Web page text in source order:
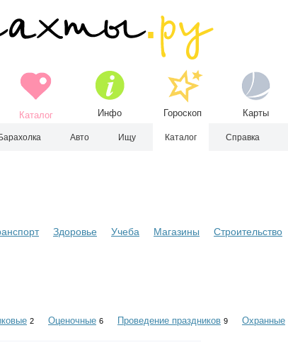
Каталог Инфо Гороскоп Карты
Барахолка Авто Ищу Каталог Справка
Здоровье Учеба Магазины Строительство
2 Оценочные 6 Проведение праздников 9 Охранные